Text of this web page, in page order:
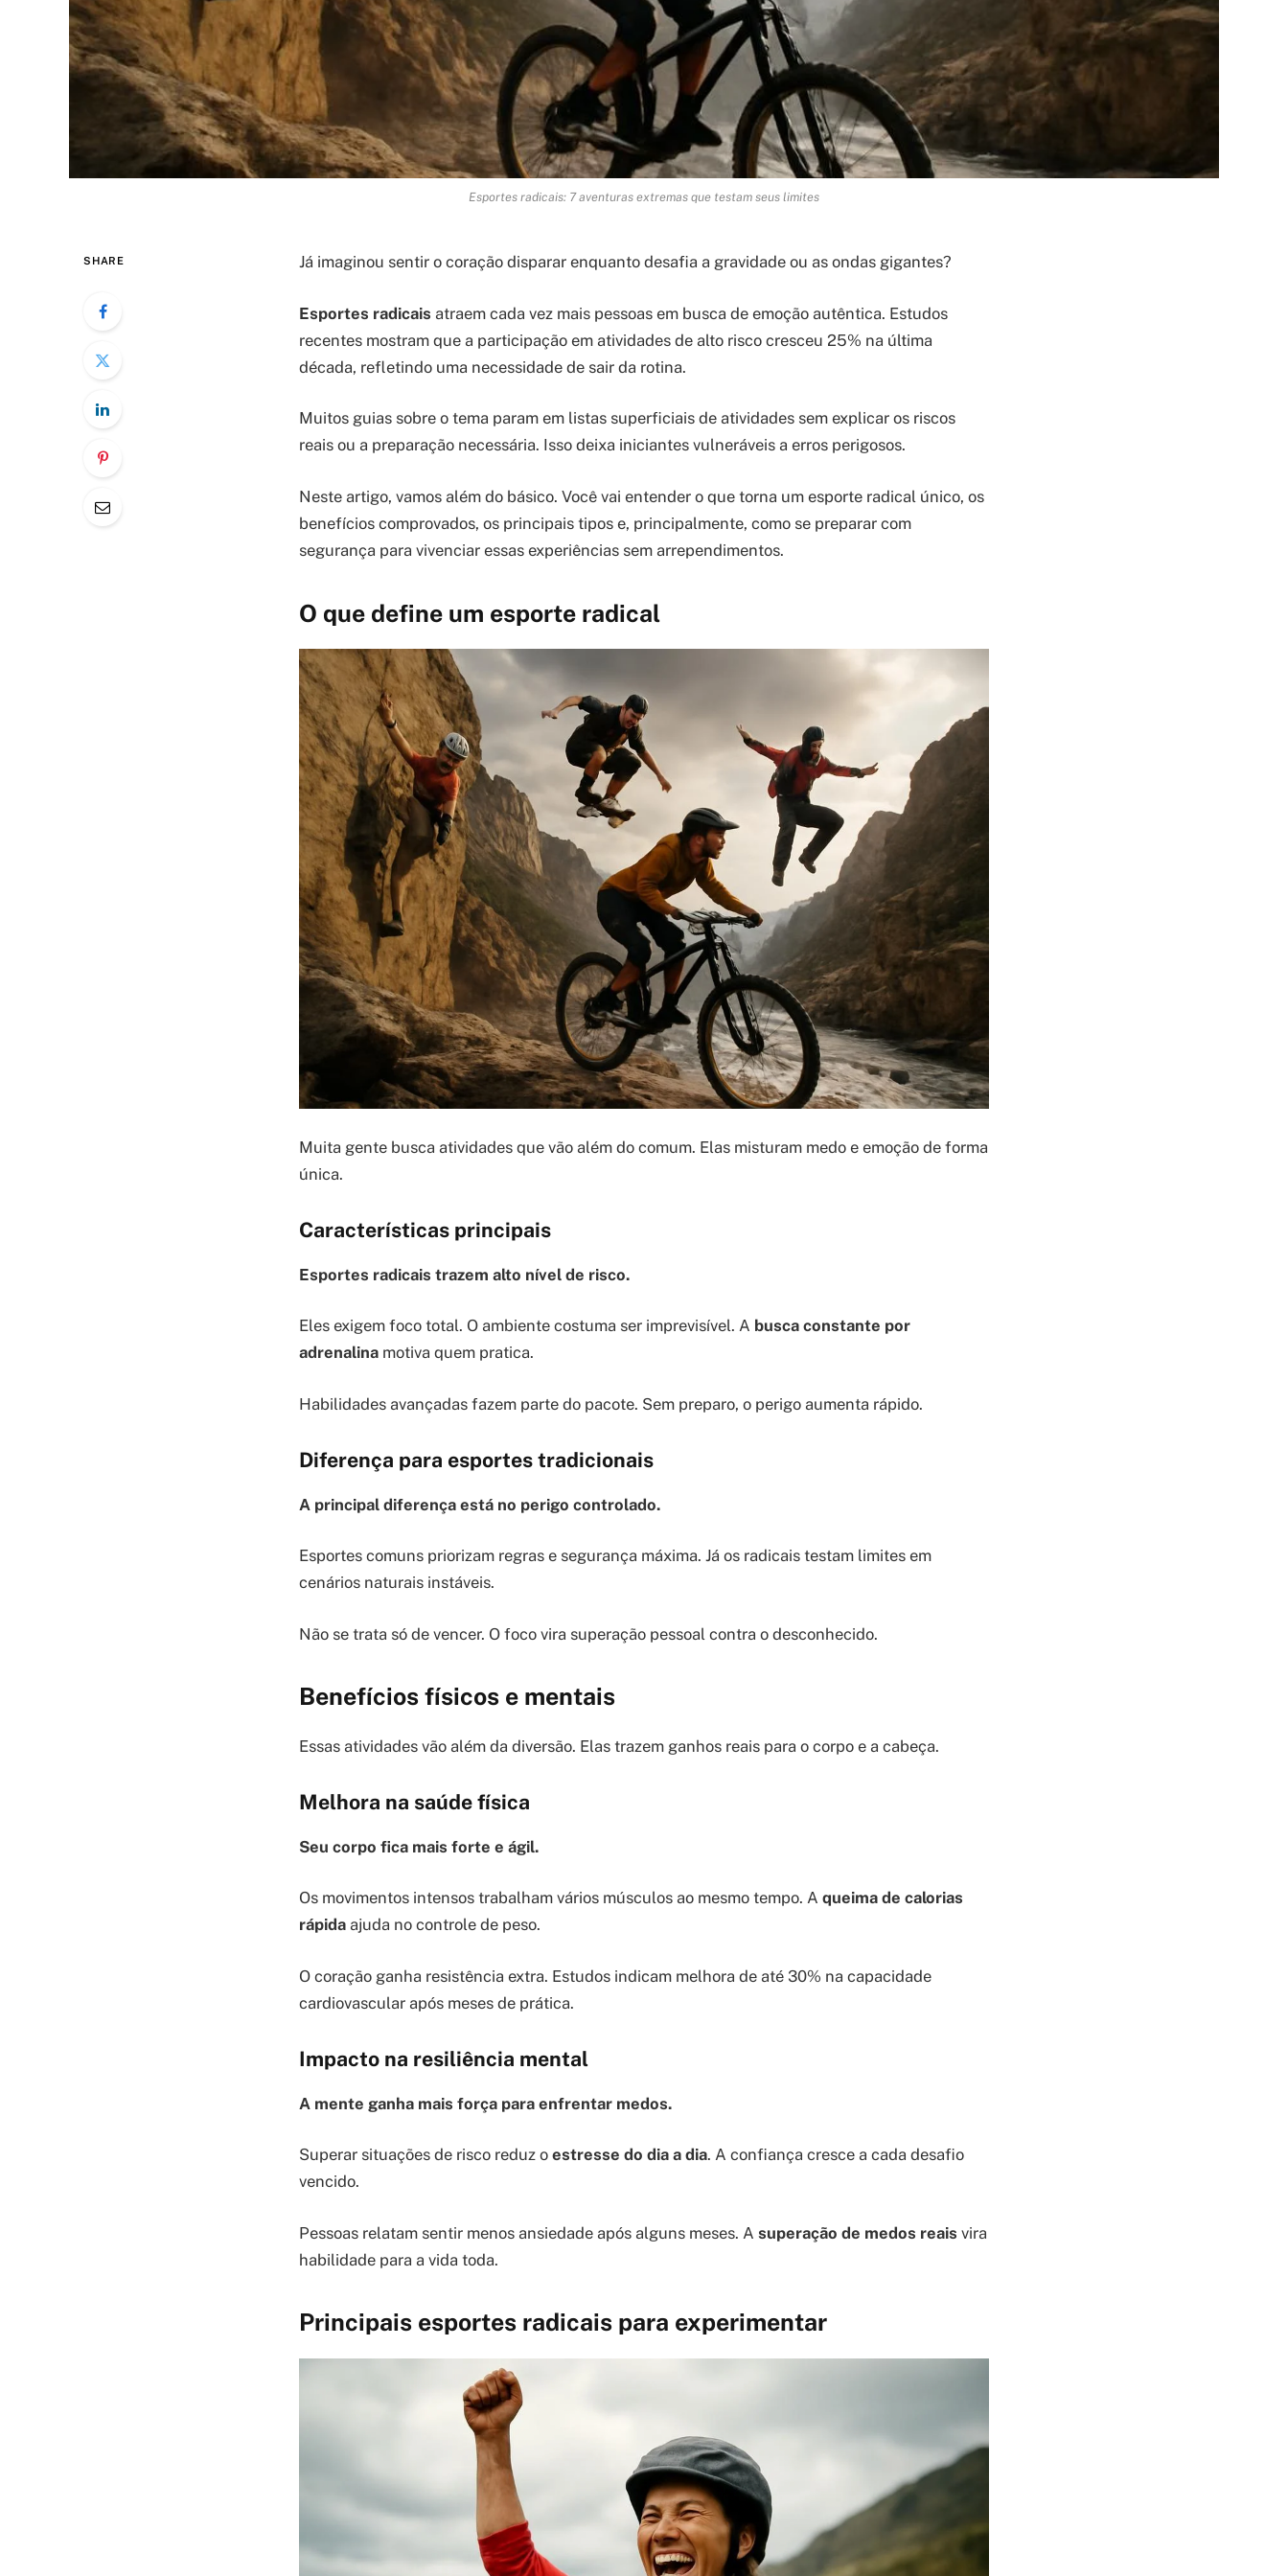
Esportes radicais: 7 aventuras extremas que testam seus limites
SHARE Já imaginou sentir o coração disparar enquanto desafia a gravidade ou as ondas gigantes?
Esportes radicais atraem cada vez mais pessoas em busca de emoção autêntica. Estudos
recentes mostram que a participação em atividades de alto risco cresceu 25% na última
década, refletindo uma necessidade de sair da rotina.
Muitos guias sobre o tema param em listas superficiais de atividades sem explicar os riscos
reais ou a preparação necessária. Isso deixa iniciantes vulneráveis a erros perigosos.
Neste artigo, vamos além do básico. Você vai entender o que torna um esporte radical único, os
benefícios comprovados, os principais tipos e, principalmente, como se preparar com
segurança para vivenciar essas experiências sem arrependimentos.
O que define um esporte radical
Muita gente busca atividades que vão além do comum. Elas misturam medo e emoção de forma
única.
Características principais
Esportes radicais trazem alto nível de risco.
Eles exigem foco total. O ambiente costuma ser imprevisível. A busca constante por
adrenalina motiva quem pratica.
Habilidades avançadas fazem parte do pacote. Sem preparo, o perigo aumenta rápido.
Diferença para esportes tradicionais
A principal diferença está no perigo controlado.
Esportes comuns priorizam regras e segurança máxima. Já os radicais testam limites em
cenários naturais instáveis.
Não se trata só de vencer. O foco vira superação pessoal contra o desconhecido.
Benefícios físicos e mentais
Essas atividades vão além da diversão. Elas trazem ganhos reais para o corpo e a cabeça.
Melhora na saúde física
Seu corpo fica mais forte e ágil.
Os movimentos intensos trabalham vários músculos ao mesmo tempo. A queima de calorias
rápida ajuda no controle de peso.
O coração ganha resistência extra. Estudos indicam melhora de até 30% na capacidade
cardiovascular após meses de prática.
Impacto na resiliência mental
A mente ganha mais força para enfrentar medos.
Superar situações de risco reduz o estresse do dia a dia. A confiança cresce a cada desafio
vencido.
Pessoas relatam sentir menos ansiedade após alguns meses. A superação de medos reais vira
habilidade para a vida toda.
Principais esportes radicais para experimentar